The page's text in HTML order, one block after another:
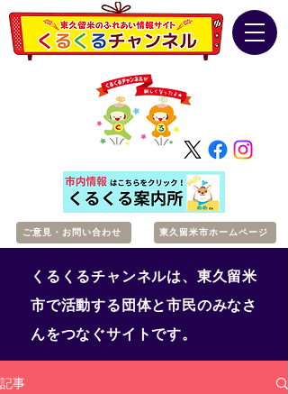
ご意見・お問い合わせ 東久留米市ホームページ
くるくるチャンネルは、東久留米
市で活動する団体と市民のみなさ
んをつなぐサイトです。
記事